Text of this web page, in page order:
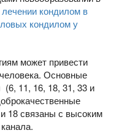
лечении кондилом в
кондилом у
может привести
Основные
11, 16, 18, 31, 33 и
18 связаны с высоким